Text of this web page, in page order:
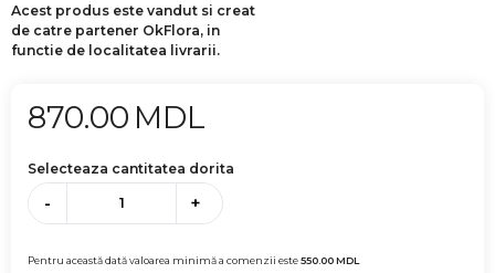
Acest produs este vandut si creat
de catre partener OkFlora, in
functie de localitatea livrarii.
870.00 MDL
Selecteaza cantitatea dorita
- +
Pentru această dată valoarea minimă a comenzii este550.00MDL